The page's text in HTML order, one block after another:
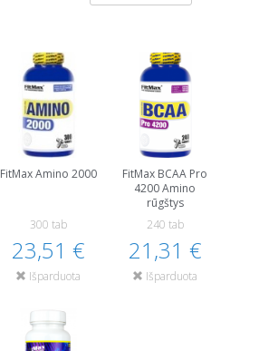
FitMax Amino 2000
300 tab
23,51 €
Išparduota
FitMax BCAA Pro
4200 Amino
rūgštys
240 tab
21,31 €
Išparduota